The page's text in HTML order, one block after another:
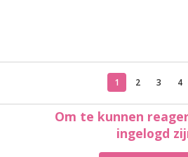
1 2 3 4
Om te kunnen
ingelogd